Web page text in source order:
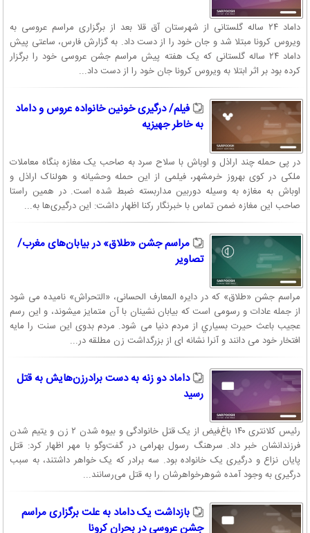
داماد ۲۴ ساله گلستانی از شهرستان آق قلا بعد از برگزاری مراسم عروسی به
ویروس کرونا مبتلا شد و جان خود را از دست داد. به گزارش فارس، ساعتی پیش
داماد ۲۴ ساله گلستانی که یک هفته پیش مراسم جشن عروسی خود را برگزار
کرده بود بر اثر ابتلا به ویروس کرونا جان خود را از دست داد...
فیلم/ درگیری خونین خانواده عروس و داماد
به خاطر جهیزیه
در پی حمله چند اراذل و اوباش با سلاح سرد به صاحب یک مغازه بنگاه معاملات
ملکی در کوی بهروز خرمشهر، فیلمی از این حمله وحشیانه و هولناک اراذل و
اوباش به مغازه به وسیله دوربین مداربسته ضبط شده است. در همین راستا
صاحب این مغازه ضمن تماس با خبرنگار رکنا اظهار داشت: این درگیری‌ها به...
مراسم جشن «طلاق» در بیابان‌های مغرب/
تصاویر
مراسم جشن «طلاق» که در دایره المعارف الحسانی، «التحراش» نامیده می شود
از جمله عادات و رسومی است که بیابان نشینان با آن متمایز میشوند، و این رسم
عجیب باعث حیرت بسياري از مردم دنیا می شود. مردم بدوی این سنت را مایه
افتخار خود می دانند و آنرا نشانه ای از بزرگداشت زن مطلقه در...
داماد دو زنه به دست برادرزن‌هایش به قتل
رسید
رئیس کلانتری ۱۴۰ باغ‌فیض از یک قتل خانوادگی و بیوه شدن ۲ زن و یتیم شدن
فرزندانشان خبر داد. سرهنگ رسول بهرامی در گفت‌وگو با مهر اظهار کرد: قتل
پایان نزاع و درگیری یک خانواده بود. سه برادر که یک خواهر داشتند، به سبب
درگیری به وجود آمده شوهرخواهرشان را به قتل می‌رسانند...
بازداشت یک داماد به علت برگزاری مراسم
جشن عروسی در بحران کرونا